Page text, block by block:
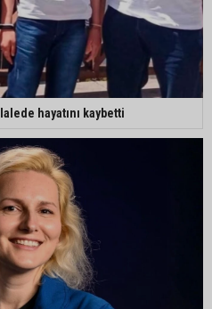
hayatını kaybetti